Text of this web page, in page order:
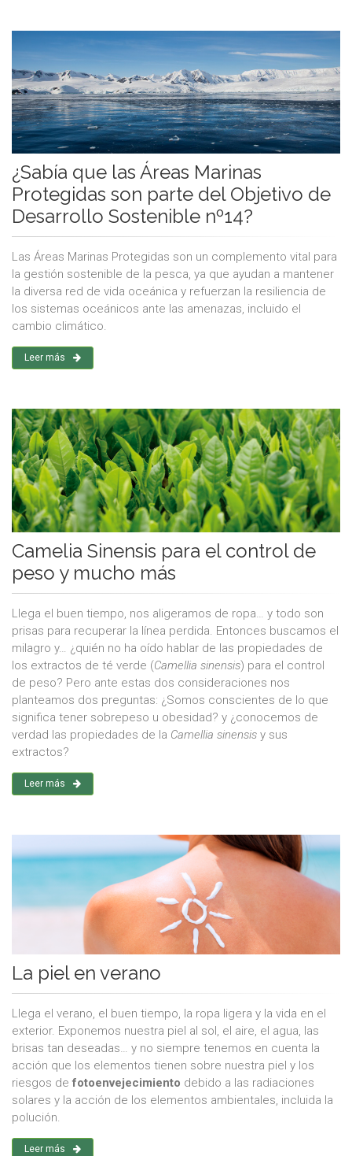
¿Sabía que las Áreas Marinas
Protegidas son parte del Objetivo de
Desarrollo Sostenible nº14?
Las Áreas Marinas Protegidas son un complemento vital para
la gestión sostenible de la pesca, ya que ayudan a mantener
la diversa red de vida oceánica y refuerzan la resiliencia de
los sistemas oceánicos ante las amenazas, incluido el
cambio climático.
Leer más
Camelia Sinensis para el control de
peso y mucho más
Llega el buen tiempo, nos aligeramos de ropa… y todo son
prisas para recuperar la línea perdida. Entonces buscamos el
milagro y… ¿quién no ha oído hablar de las propiedades de
los extractos de té verde (Camellia sinensis) para el control
de peso? Pero ante estas dos consideraciones nos
planteamos dos preguntas: ¿Somos conscientes de lo que
significa tener sobrepeso u obesidad? y ¿conocemos de
verdad las propiedades de la Camellia sinensis y sus
extractos?
Leer más
La piel en verano
Llega el verano, el buen tiempo, la ropa ligera y la vida en el
exterior. Exponemos nuestra piel al sol, el aire, el agua, las
brisas tan deseadas… y no siempre tenemos en cuenta la
acción que los elementos tienen sobre nuestra piel y los
riesgos defotoenvejecimiento debido a las radiaciones
solares y la acción de los elementos ambientales, incluida la
polución.
Leer más